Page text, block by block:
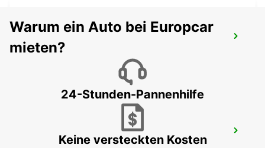
GUARULHOS DOWNTOWN
GUARULHOS - BRAZIL
GUARULHOS AIRPORT MEET AND
Warum ein Auto bei Europcar
mieten?
24-Stunden-Pannenhilfe
Keine versteckten Kosten